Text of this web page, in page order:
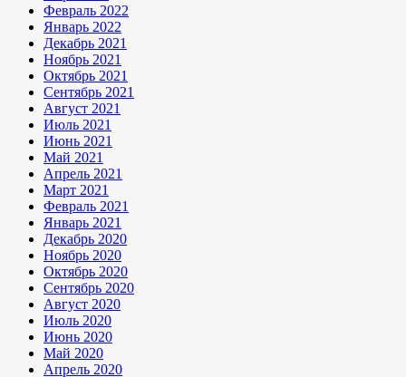
Февраль 2022
Январь 2022
Декабрь 2021
Ноябрь 2021
Октябрь 2021
Сентябрь 2021
Август 2021
Июль 2021
Июнь 2021
Май 2021
Апрель 2021
Март 2021
Февраль 2021
Январь 2021
Декабрь 2020
Ноябрь 2020
Октябрь 2020
Сентябрь 2020
Август 2020
Июль 2020
Июнь 2020
Май 2020
Апрель 2020